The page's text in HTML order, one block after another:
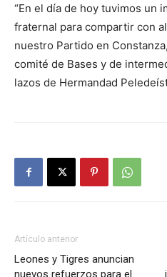
“En el día de hoy tuvimos un
fraternal para compartir con
nuestro Partido en
comité de Bases y de
lazos de Hermandad
Artículo anterior
Leones y Tigres anuncian
nuevos refuerzos para el